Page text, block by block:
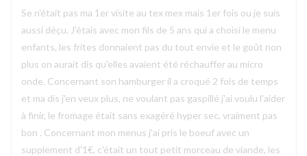
Se n'était pas ma 1er visite au tex mex mais 1er fois ou je suis
aussi déçu. J'étais avec mon fils de 5 ans qui a choisi le menu
enfants, les frites donnaient pas du tout envie et le goût non
plus on aurait dis qu'elles avaient été réchauffer au micro
onde. Concernant son hamburger il a croqué 2 fois de temps
et ma dis j'en veux plus, ne voulant pas gaspillé j'ai voulu l'aider
à finir, le fromage était sans exagéré hyper sec, vraiment pas
bon . Concernant mon menus j'ai pris le boeuf avec un
supplement d'1€, c'était un tout petit morceau de viande, les